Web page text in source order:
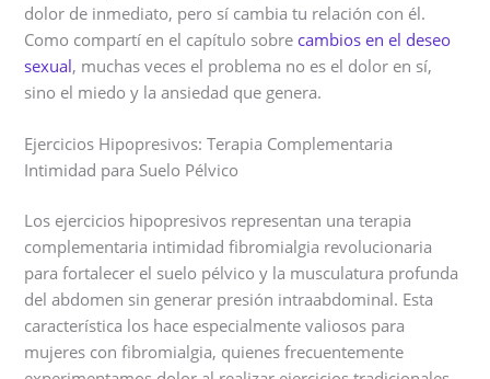
dolor de inmediato, pero sí cambia tu relación con él.
Como compartí en el capítulo sobre cambios en el deseo
sexual, muchas veces el problema no es el dolor en sí,
sino el miedo y la ansiedad que genera.
Ejercicios Hipopresivos: Terapia Complementaria
Intimidad para Suelo Pélvico
Los ejercicios hipopresivos representan una terapia
complementaria intimidad fibromialgia revolucionaria
para fortalecer el suelo pélvico y la musculatura profunda
del abdomen sin generar presión intraabdominal. Esta
característica los hace especialmente valiosos para
mujeres con fibromialgia, quienes frecuentemente